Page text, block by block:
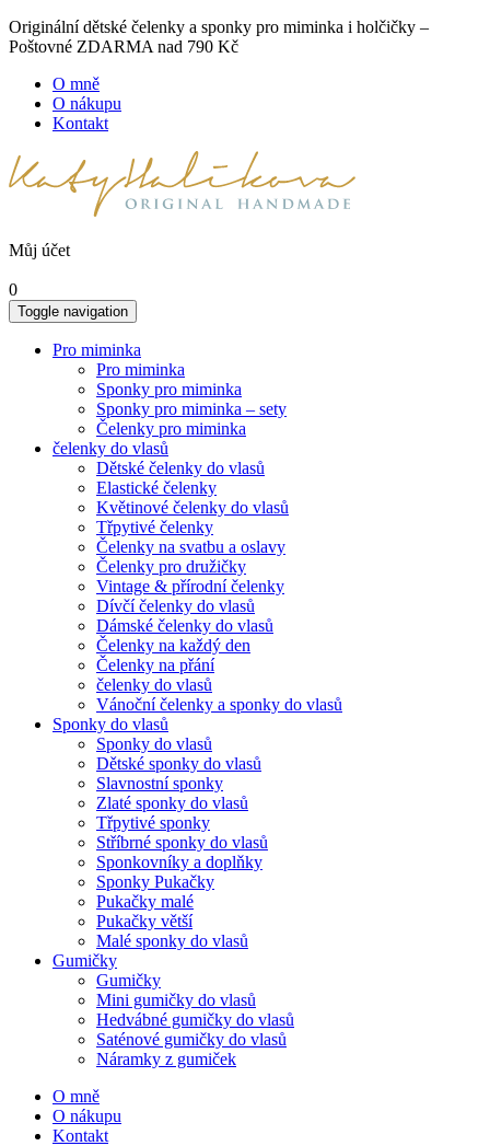
Originální dětské čelenky a sponky pro miminka i holčičky –
Poštovné ZDARMA nad 790 Kč
O mně
O nákupu
Kontakt
Můj účet
0
Toggle navigation
Pro miminka
Pro miminka
Sponky pro miminka
Sponky pro miminka – sety
Čelenky pro miminka
čelenky do vlasů
Dětské čelenky do vlasů
Elastické čelenky
Květinové čelenky do vlasů
Třpytivé čelenky
Čelenky na svatbu a oslavy
Čelenky pro družičky
Vintage & přírodní čelenky
Dívčí čelenky do vlasů
Dámské čelenky do vlasů
Čelenky na každý den
Čelenky na přání
čelenky do vlasů
Vánoční čelenky a sponky do vlasů
Sponky do vlasů
Sponky do vlasů
Dětské sponky do vlasů
Slavnostní sponky
Zlaté sponky do vlasů
Třpytivé sponky
Stříbrné sponky do vlasů
Sponkovníky a doplňky
Sponky Pukačky
Pukačky malé
Pukačky větší
Malé sponky do vlasů
Gumičky
Gumičky
Mini gumičky do vlasů
Hedvábné gumičky do vlasů
Saténové gumičky do vlasů
Náramky z gumiček
O mně
O nákupu
Kontakt